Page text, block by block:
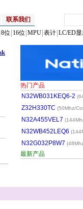
联系我们
8位 16位 MPU 表计 LC/ED
热门产品
N32WB031KEQ6-2
Z32H330TC (50Mhz/
N32A455VEL7
N32WB452LEQ6
N32G032P8W7
最新产品